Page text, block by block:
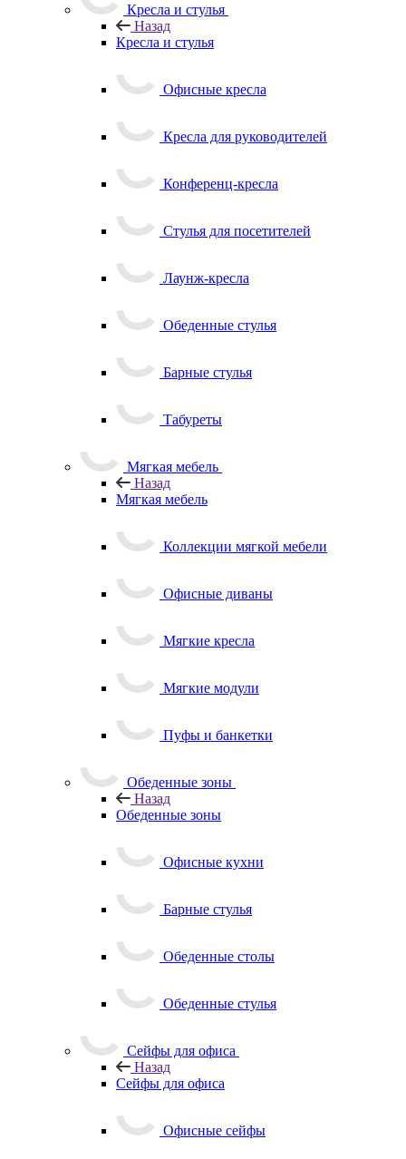
Кресла и стулья
Назад
Кресла и стулья
Офисные кресла
Кресла для руководителей
Конференц-кресла
Стулья для посетителей
Лаунж-кресла
Обеденные стулья
Барные стулья
Табуреты
Мягкая мебель
Назад
Мягкая мебель
Коллекции мягкой мебели
Офисные диваны
Мягкие кресла
Мягкие модули
Пуфы и банкетки
Обеденные зоны
Назад
Обеденные зоны
Офисные кухни
Барные стулья
Обеденные столы
Обеденные стулья
Сейфы для офиса
Назад
Сейфы для офиса
Офисные сейфы